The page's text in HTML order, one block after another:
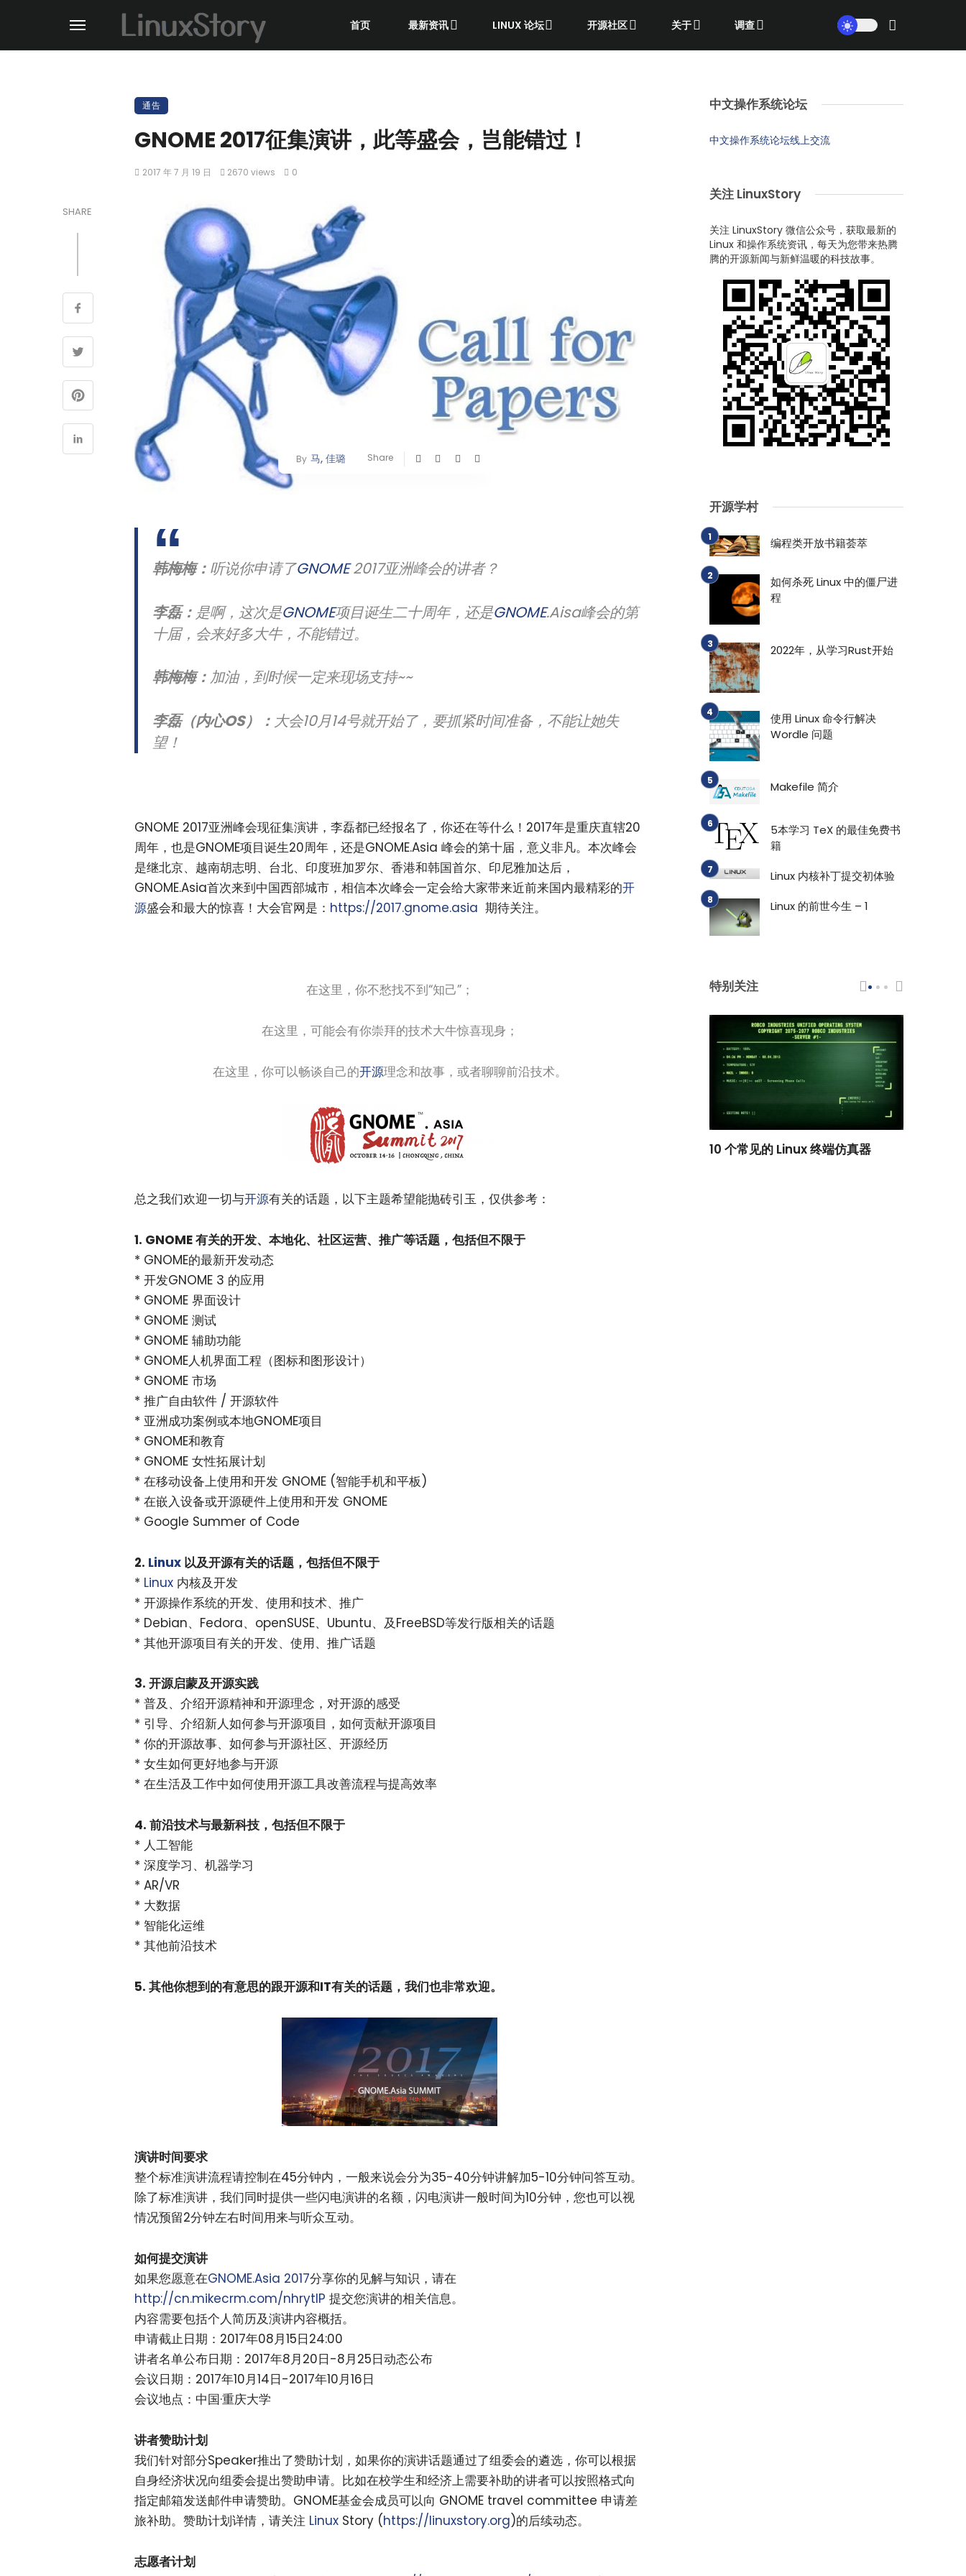
首页 最新资讯 LINUX 论坛 开源社区 关于 调查
通告
GNOME 2017征集演讲，此等盛会，岂能错过！
2017 年 7 月 19 日 2670 views 0
SHARE
By 马, 佳璐 Share
​韩梅梅： 听说你申请了GNOME2017亚洲峰会的讲者？
李磊： 是啊，这次是GNOME项目诞生二十周年，还是GNOME.Aisa峰会的第
十届，会来好多大牛，不能错过。
韩梅梅： 加油，到时候一定来现场支持~~
李磊（内心OS）： 大会10月14号就开始了，要抓紧时间准备，不能让她失
望！
GNOME 2017亚洲峰会现征集演讲，李磊都已经报名了，你还在等什么！2017年是重庆直辖20
周年，也是GNOME项目诞生20周年，还是GNOME.Asia 峰会的第十届，意义非凡。本次峰会
是继北京、越南胡志明、台北、印度班加罗尔、香港和韩国首尔、印尼雅加达后，
GNOME.Asia首次来到中国西部城市，相信本次峰会一定会给大家带来近前来国内最精彩的开
源盛会和最大的惊喜！大会官网是： https://2017.gnome.asia 期待关注。
在这里，你不愁找不到“知己”；
在这里，可能会有你崇拜的技术大牛惊喜现身；
在这里，你可以畅谈自己的开源理念和故事，或者聊聊前沿技术。
总之我们欢迎一切与开源有关的话题，以下主题希望能抛砖引玉，仅供参考：
1. GNOME 有关的开发、本地化、社区运营、推广等话题，包括但不限于
* GNOME的最新开发动态
* 开发GNOME 3 的应用
* GNOME 界面设计
* GNOME 测试
* GNOME 辅助功能
* GNOME人机界面工程（图标和图形设计）
* GNOME 市场
* 推广自由软件 / 开源软件
* 亚洲成功案例或本地GNOME项目
* GNOME和教育
* GNOME 女性拓展计划
* 在移动设备上使用和开发 GNOME (智能手机和平板)
* 在嵌入设备或开源硬件上使用和开发 GNOME
* Google Summer of Code
2. Linux 以及开源有关的话题，包括但不限于
* Linux 内核及开发
* 开源操作系统的开发、使用和技术、推广
* Debian、Fedora、openSUSE、Ubuntu、及FreeBSD等发行版相关的话题
* 其他开源项目有关的开发、使用、推广话题
3. 开源启蒙及开源实践
* 普及、介绍开源精神和开源理念，对开源的感受
* 引导、介绍新人如何参与开源项目，如何贡献开源项目
* 你的开源故事、如何参与开源社区、开源经历
* 女生如何更好地参与开源
* 在生活及工作中如何使用开源工具改善流程与提高效率
4. 前沿技术与最新科技，包括但不限于
* 人工智能
* 深度学习、机器学习
* AR/VR
* 大数据
* 智能化运维
* 其他前沿技术
5. 其他你想到的有意思的跟开源和IT有关的话题，我们也非常欢迎。
演讲时间要求
整个标准演讲流程请控制在45分钟内，一般来说会分为35-40分钟讲解加5-10分钟问答互动。
除了标准演讲，我们同时提供一些闪电演讲的名额，闪电演讲一般时间为10分钟，您也可以视
情况预留2分钟左右时间用来与听众互动。
如何提交演讲
如果您愿意在GNOME.Asia 2017分享你的见解与知识，请在
http://cn.mikecrm.com/nhrytIP 提交您演讲的相关信息。
内容需要包括个人简历及演讲内容概括。
申请截止日期：2017年08月15日24:00
讲者名单公布日期：2017年8月20日-8月25日动态公布
会议日期：2017年10月14日-2017年10月16日
会议地点：中国·重庆大学
讲者赞助计划
我们针对部分Speaker推出了赞助计划，如果你的演讲话题通过了组委会的遴选，你可以根据
自身经济状况向组委会提出赞助申请。比如在校学生和经济上需要补助的讲者可以按照格式向
指定邮箱发送邮件申请赞助。GNOME基金会成员可以向 GNOME travel committee 申请差
旅补助。赞助计划详情，请关注 Linux Story (https://linuxstory.org)的后续动态。
志愿者计划
中文操作系统论坛
中文操作系统论坛线上交流
关注 LinuxStory
关注 LinuxStory 微信公众号，获取最新的
Linux 和操作系统资讯，每天为您带来热腾
腾的开源新闻与新鲜温暖的科技故事。
开源学村
编程类开放书籍荟萃
如何杀死 Linux 中的僵尸进
程
2022年，从学习Rust开始
使用 Linux 命令行解决
Wordle 问题
Makefile 简介
5本学习 TeX 的最佳免费书
籍
Linux 内核补丁提交初体验
Linux 的前世今生 – 1
特别关注
小白观察：Let&apos;s Encrpt 正
过渡到 ISRG Root
10 个常见的 Linux 终端仿真器